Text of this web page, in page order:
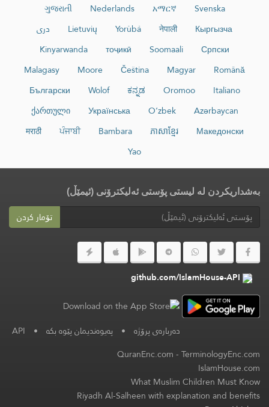
Svenska
አማርኛ
Nederlands
ગુજરાતી
Кыргызча
नेपाली
Yorùbá
Lietuvių
دری
Српски
Soomaali
тоҷикӣ
Kinyarwanda
Română
Magyar
Čeština
Moore
Malagasy
Italiano
Oromoo
ಕನ್ನಡ
Wolof
Български
Azərbaycan
O‘zbek
Українська
ქართული
Македонски
ភាសាខ្មែរ
Bambara
ਪੰਜਾਬੀ
मराठी
Yao
بەشداریکردن لە لیستی پۆستی ئەلیکترۆنی (ئیمێڵ)
تۆمار کردن
github.com/IslamHouse-API
دەربارەی پرۆژە • پەیوەندیمان پێوە بکە •
API
QuranEnc.com-TerminologyEnc.com
IslamHouse.com
What Muslim Children Must Know
Riyadh Al-Salheen with explanation and benefits